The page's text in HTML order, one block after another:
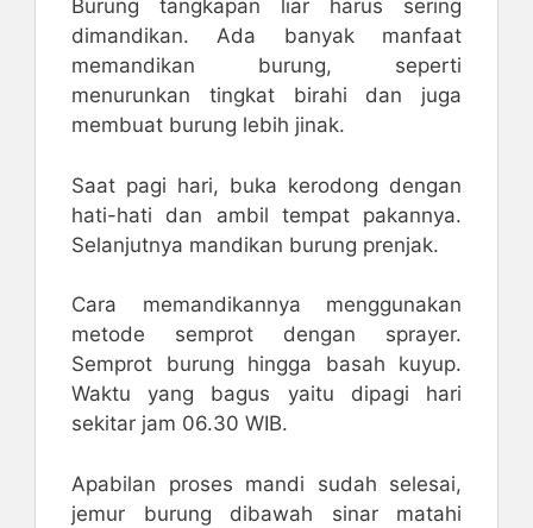
Burung tangkapan liar harus sering
dimandikan. Ada banyak manfaat
memandikan burung, seperti
menurunkan tingkat birahi dan juga
membuat burung lebih jinak.
Saat pagi hari, buka kerodong dengan
hati-hati dan ambil tempat pakannya.
Selanjutnya mandikan burung prenjak.
Cara memandikannya menggunakan
metode semprot dengan sprayer.
Semprot burung hingga basah kuyup.
Waktu yang bagus yaitu dipagi hari
sekitar jam 06.30 WIB.
Apabilan proses mandi sudah selesai,
jemur burung dibawah sinar matahi